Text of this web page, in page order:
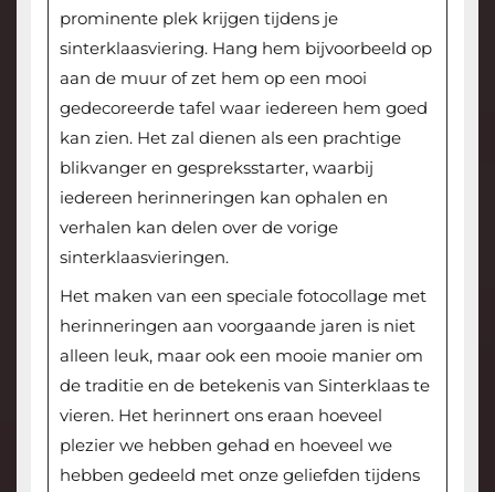
prominente plek krijgen tijdens je
sinterklaasviering. Hang hem bijvoorbeeld op
aan de muur of zet hem op een mooi
gedecoreerde tafel waar iedereen hem goed
kan zien. Het zal dienen als een prachtige
blikvanger en gespreksstarter, waarbij
iedereen herinneringen kan ophalen en
verhalen kan delen over de vorige
sinterklaasvieringen.
Het maken van een speciale fotocollage met
herinneringen aan voorgaande jaren is niet
alleen leuk, maar ook een mooie manier om
de traditie en de betekenis van Sinterklaas te
vieren. Het herinnert ons eraan hoeveel
plezier we hebben gehad en hoeveel we
hebben gedeeld met onze geliefden tijdens